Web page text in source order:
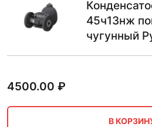
45ч13нж
чугунный
4500.00 ₽
В